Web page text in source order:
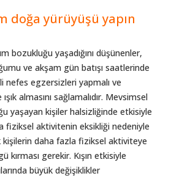
doğa yürüyüşü yapın
bozukluğu yaşadığını düşünenler,
ve akşam gün batışı saatlerinde
nefes egzersizleri yapmalı ve
almasını sağlamalıdır. Mevsimsel
yaşayan kişiler halsizliğinde etkisiyle
fiziksel aktivitenin eksikliği nedeniyle
kişilerin daha fazla fiziksel aktiviteye
kırması gerekir. Kışın etkisiyle
büyük değişiklikler